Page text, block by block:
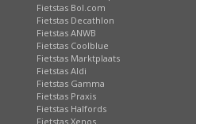
Fietstas Bol.com
Fietstas Decathlon
Fietstas ANWB
Fietstas Coolblue
Fietstas Marktplaats
Fietstas Aldi
Fietstas Gamma
Fietstas Praxis
Fietstas Halfords
Fietstas Xenos